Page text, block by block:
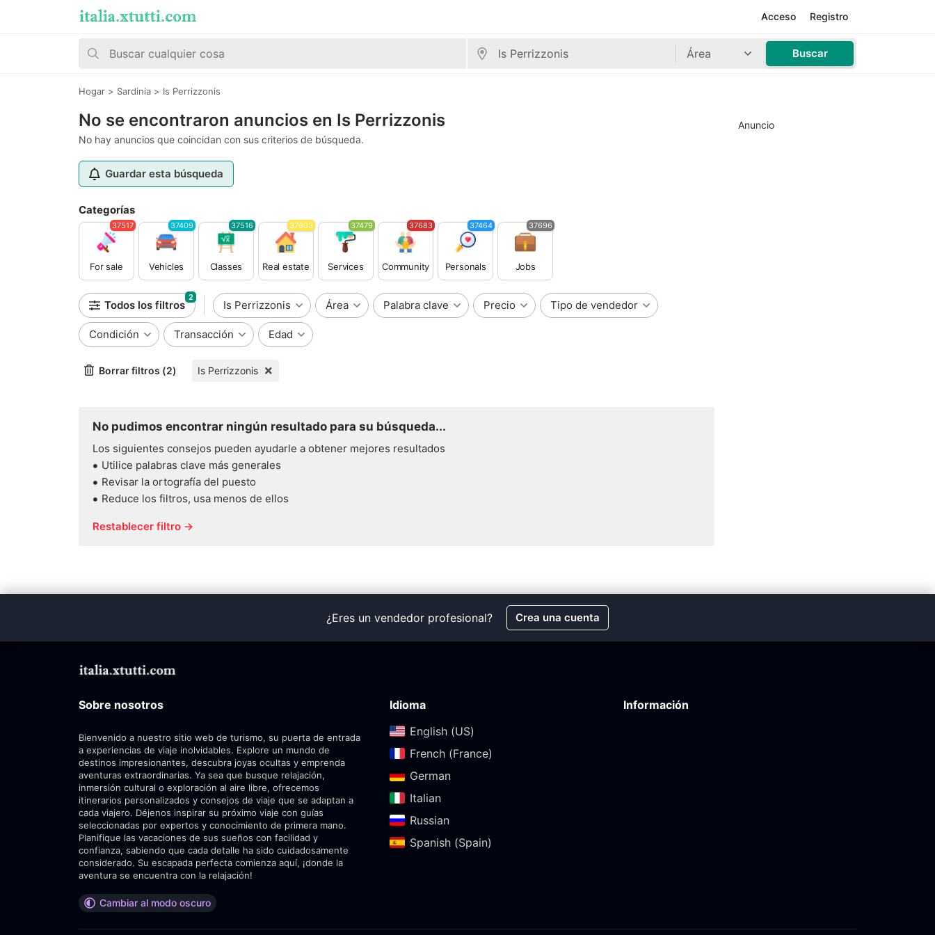
Registro
Acceso
Área Buscar
Hogar > Sardinia > Is Perrizzonis
No se encontraron anuncios en Is Perrizzonis
No hay anuncios que coincidan con sus criterios de búsqueda.
Guardar esta búsqueda
Categorías
For sale
37517
Vehicles
37409
Classes
37516
Real estate
37603
Services
37479
Community
37683
Personals
37464
Jobs
37696
Todos los filtros
2
Is Perrizzonis Área Palabra clave Precio Tipo de vendedor
Condición Transacción Edad
Borrar filtros (2) Is Perrizzonis
No pudimos encontrar ningún resultado para su búsqueda...
Los siguientes consejos pueden ayudarle a obtener mejores resultados
Utilice palabras clave más generales
Revisar la ortografía del puesto
Reduce los filtros, usa menos de ellos
Restablecer filtro →
Anuncio
¿Eres un vendedor profesional? Crea una cuenta
Sobre nosotros
Bienvenido a nuestro sitio web de turismo, su puerta de entrada
a experiencias de viaje inolvidables. Explore un mundo de
destinos impresionantes, descubra joyas ocultas y emprenda
aventuras extraordinarias. Ya sea que busque relajación,
inmersión cultural o exploración al aire libre, ofrecemos
itinerarios personalizados y consejos de viaje que se adaptan a
cada viajero. Déjenos inspirar su próximo viaje con guías
seleccionadas por expertos y conocimiento de primera mano.
Planifique las vacaciones de sus sueños con facilidad y
confianza, sabiendo que cada detalle ha sido cuidadosamente
considerado. Su escapada perfecta comienza aquí, ¡donde la
aventura se encuentra con la relajación!
Cambiar al modo oscuro
Idioma
English (US)‎
French (France)‎
German‎
Italian‎
Russian‎
Spanish (Spain)‎
Información